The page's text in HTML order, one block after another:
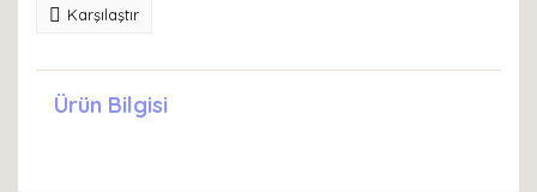
Karşılaştır
Ürün Bilgisi